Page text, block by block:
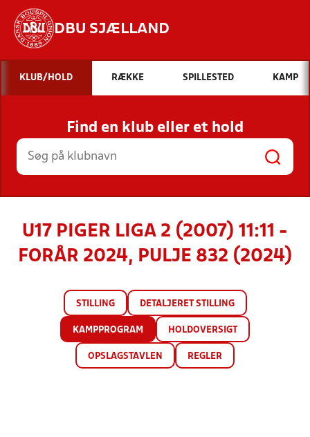
DBU SJÆLLAND
Hvad vil du søge efter?
INDHOLD OG NYHEDER
STILLINGER, RESULTATER, KLUBBER OG
HOLD
KLUB/HOLD RÆKKE SPILLESTED KAMP
Find en klub eller et hold
U17 PIGER LIGA 2 (2007) 11:11 -
FORÅR 2024, PULJE 832 (2024)
STILLING DETALJERET STILLING
KAMPPROGRAM HOLDOVERSIGT
OPSLAGSTAVLEN REGLER